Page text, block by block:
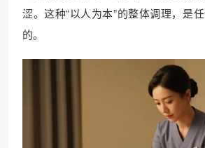
涩。这种“以人为本”的整体调理，是
的。